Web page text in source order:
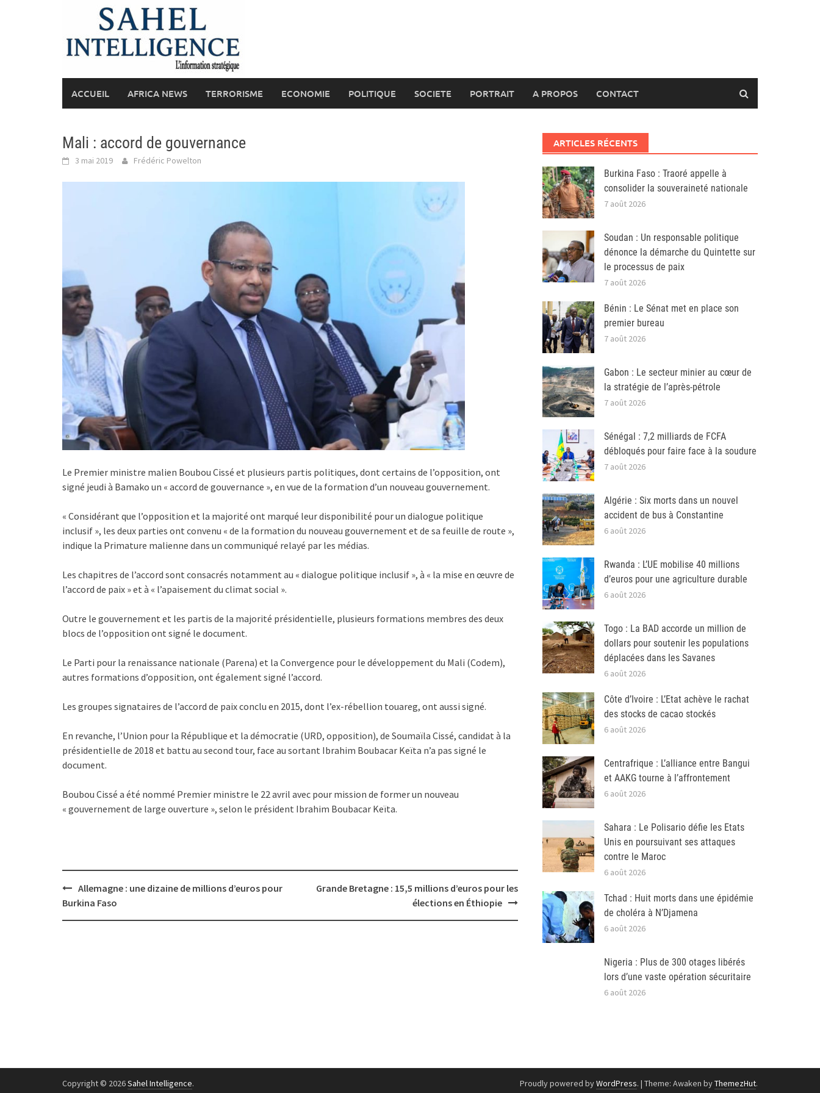
ACCUEIL AFRICA NEWS TERRORISME ECONOMIE POLITIQUE SOCIETE PORTRAIT A PROPOS CONTACT
Mali : accord de gouvernance
3 mai 2019 Frédéric Powelton
Le Premier ministre malien Boubou Cissé et plusieurs partis politiques, dont certains de l’opposition, ont
signé jeudi à Bamako un « accord de gouvernance », en vue de la formation d’un nouveau gouvernement.
« Considérant que l’opposition et la majorité ont marqué leur disponibilité pour un dialogue politique
inclusif », les deux parties ont convenu « de la formation du nouveau gouvernement et de sa feuille de route »,
indique la Primature malienne dans un communiqué relayé par les médias.
Les chapitres de l’accord sont consacrés notamment au « dialogue politique inclusif », à « la mise en œuvre de
l’accord de paix » et à « l’apaisement du climat social ».
Outre le gouvernement et les partis de la majorité présidentielle, plusieurs formations membres des deux
blocs de l’opposition ont signé le document.
Le Parti pour la renaissance nationale (Parena) et la Convergence pour le développement du Mali (Codem),
autres formations d’opposition, ont également signé l’accord.
Les groupes signataires de l’accord de paix conclu en 2015, dont l’ex-rébellion touareg, ont aussi signé.
En revanche, l’Union pour la République et la démocratie (URD, opposition), de Soumaïla Cissé, candidat à la
présidentielle de 2018 et battu au second tour, face au sortant Ibrahim Boubacar Keïta n’a pas signé le
document.
Boubou Cissé a été nommé Premier ministre le 22 avril avec pour mission de former un nouveau
« gouvernement de large ouverture », selon le président Ibrahim Boubacar Keïta.
Post
navigation
Allemagne : une dizaine de millions d’euros pour
Burkina Faso
Grande Bretagne : 15,5 millions d’euros pour les
élections en Éthiopie
ARTICLES RÉCENTS
Burkina Faso : Traoré appelle à
consolider la souveraineté nationale
7 août 2026
Soudan : Un responsable politique
dénonce la démarche du Quintette sur
le processus de paix
7 août 2026
Bénin : Le Sénat met en place son
premier bureau
7 août 2026
Gabon : Le secteur minier au cœur de
la stratégie de l’après-pétrole
7 août 2026
Sénégal : 7,2 milliards de FCFA
débloqués pour faire face à la soudure
7 août 2026
Algérie : Six morts dans un nouvel
accident de bus à Constantine
6 août 2026
Rwanda : L’UE mobilise 40 millions
d’euros pour une agriculture durable
6 août 2026
Togo : La BAD accorde un million de
dollars pour soutenir les populations
déplacées dans les Savanes
6 août 2026
Côte d’Ivoire : L’Etat achève le rachat
des stocks de cacao stockés
6 août 2026
Centrafrique : L’alliance entre Bangui
et AAKG tourne à l’affrontement
6 août 2026
Sahara : Le Polisario défie les Etats
Unis en poursuivant ses attaques
contre le Maroc
6 août 2026
Tchad : Huit morts dans une épidémie
de choléra à N’Djamena
6 août 2026
Nigeria : Plus de 300 otages libérés
lors d’une vaste opération sécuritaire
6 août 2026
Copyright © 2026Sahel Intelligence. Proudly powered byWordPress. | Theme: Awaken byThemezHut.